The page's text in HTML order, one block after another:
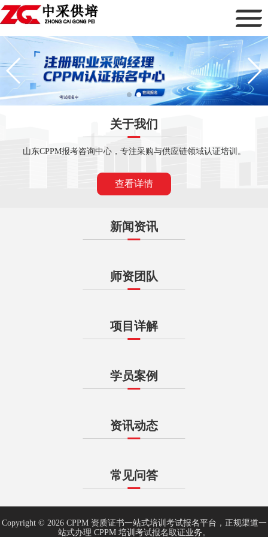
关于我们
山东CPPM报考咨询中心，专注采购与供应链领域认证培训。
查看详情
新闻资讯
师资团队
项目详解
学员案例
资讯动态
常见问答
Copyright © 2026 CPPM 资质证书一站式培训考试报名平台，正规渠道一
站式办理 CPPM 培训考试报名取证业务。